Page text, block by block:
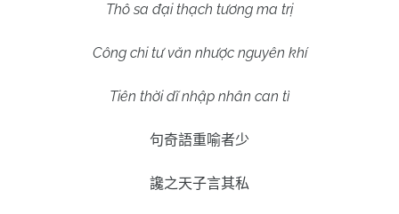
Thô sa đại thạch tương ma trị
Công chi tư văn nhược nguyên khí
Tiên thời dĩ nhập nhân can tì
句奇語重喻者少
讒之天子言其私